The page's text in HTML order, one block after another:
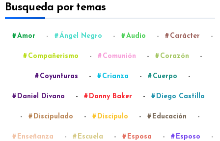
Busqueda por temas
Amor - Ángel Negro - Audio - Carácter -
Compañerismo - Comunión - Corazón -
Coyunturas - Crianza - Cuerpo -
Daniel Divano - Danny Baker - Diego Castillo
- Discipulado - Discípulo - Educación -
Enseñanza - Escuela - Esposa - Esposo -